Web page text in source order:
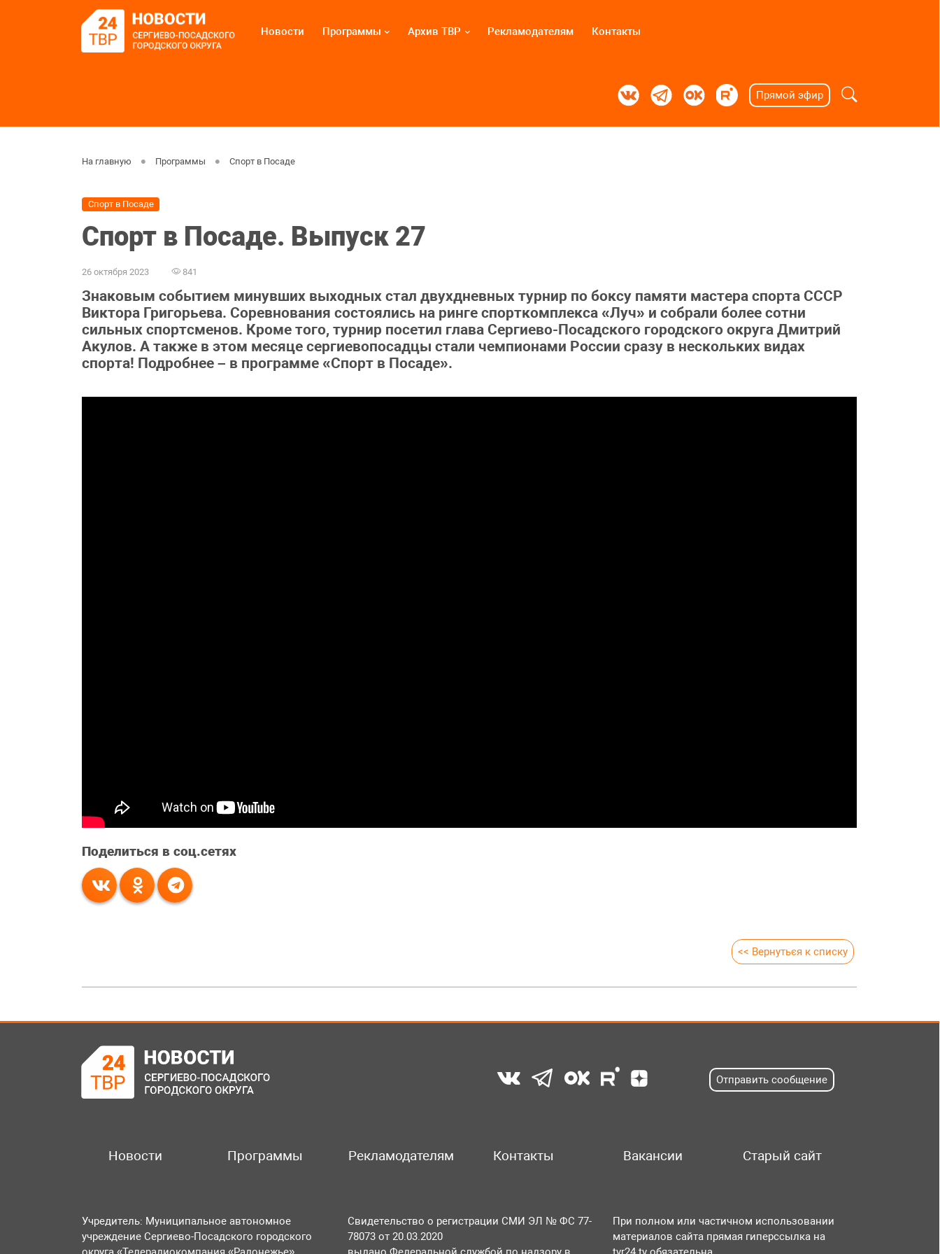
Новости Программы Архив ТВР Рекламодателям Контакты
Прямой эфир
На главную Программы Спорт в Посаде
Спорт в Посаде
Спорт в Посаде. Выпуск 27
26 октября 2023 841
Знаковым событием минувших выходных стал двухдневных турнир по боксу памяти мастера спорта СССР
Виктора Григорьева. Соревнования состоялись на ринге спорткомплекса «Луч» и собрали более сотни
сильных спортсменов. Кроме того, турнир посетил глава Сергиево-Посадского городского округа Дмитрий
Акулов. А также в этом месяце сергиевопосадцы стали чемпионами России сразу в нескольких видах
спорта! Подробнее – в программе «Спорт в Посаде».
Поделиться в соц.сетях
<< Вернуться к списку
Отправить сообщение
Новости Программы Рекламодателям Контакты Вакансии Старый сайт
Учредитель: Муниципальное автономное
учреждение Сергиево-Посадского городского
Свидетельство о регистрации СМИ ЭЛ № ФС 77-
78073 от 20.03.2020
При полном или частичном использовании
материалов сайта прямая гиперссылка на